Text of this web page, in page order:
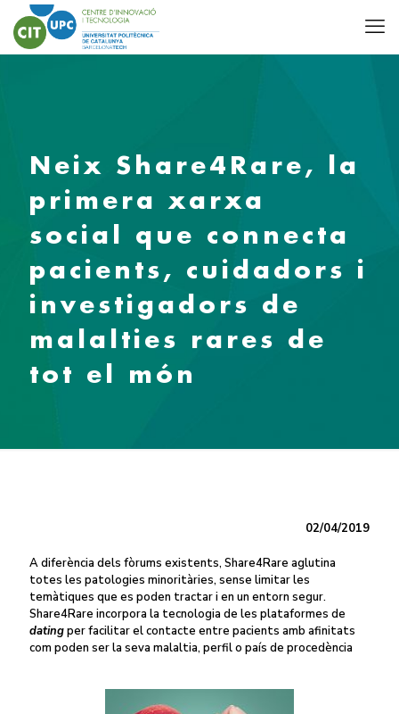
Neix Share4Rare, la
primera xarxa
social que connecta
pacients, cuidadors i
investigadors de
malalties rares de
tot el món
02/04/2019
A diferència dels fòrums existents, Share4Rare aglutina
totes les patologies minoritàries, sense limitar les
temàtiques que es poden tractar i en un entorn segur.
Share4Rare incorpora la tecnologia de les plataformes de
datingper facilitar el contacte entre pacients amb afinitats
com poden ser la seva malaltia, perfil o país de procedència